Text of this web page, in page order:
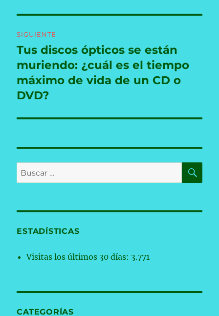
SIGUIENTE
Entrada
siguiente:
Tus discos ópticos se están
muriendo: ¿cuál es el tiempo
máximo de vida de un CD o
DVD?
Buscar
por:
ESTADÍSTICAS
Visitas los últimos 30 días: 3.771
CATEGORÍAS